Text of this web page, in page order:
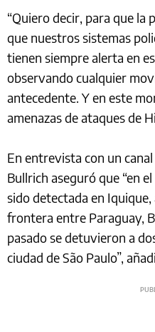
“Quiero decir, para que
que nuestros sistemas
tienen siempre alerta en
observando cualquier
antecedente. Y en este
amenazas de ataques de
En entrevista con un
Bullrich aseguró que “en
sido detectada en
frontera entre Paraguay,
pasado se detuvieron a
ciudad de São Paulo”,